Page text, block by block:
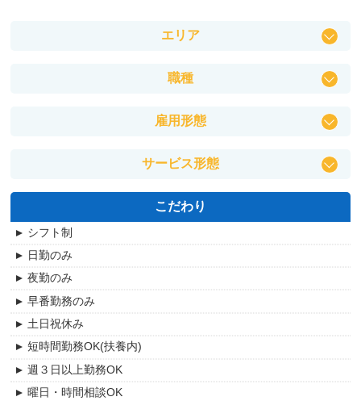
エリア
西宮市
職種
児童発達支援管理責任者
サービス管理責任者
作業療法士(OT)
言語聴覚士(ST)
柔道整復師
あん摩マッサージ指圧師
精神保健福祉士
臨床心理士
管理栄養士
雇用形態
パート・アルバイト
サービス形態
幼稚園
保育園
託児所
特別養護老人ホーム
介護老人保健施設
介護老人福祉施設
デイサービス
介護付有料老人ホーム
訪問介護サービス
こだわり
シフト制
日勤のみ
夜勤のみ
早番勤務のみ
土日祝休み
短時間勤務OK(扶養内)
週３日以上勤務OK
曜日・時間相談OK